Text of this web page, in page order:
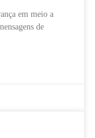
em meio a
de